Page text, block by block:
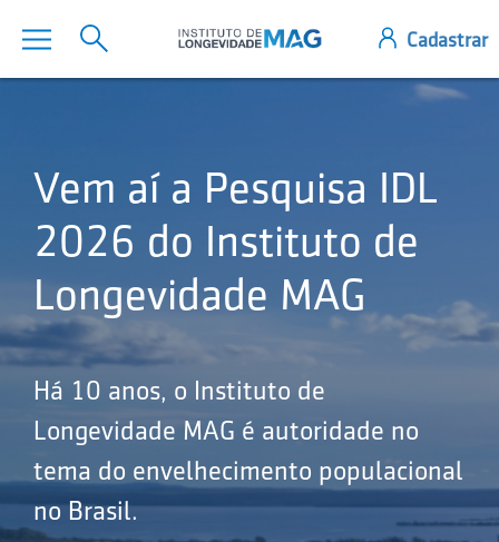
Vem aí a Pesquisa IDL
2026 do Instituto de
Longevidade MAG
Há 10 anos, o Instituto de
Longevidade MAG é autoridade no
tema do envelhecimento populacional
no Brasil.